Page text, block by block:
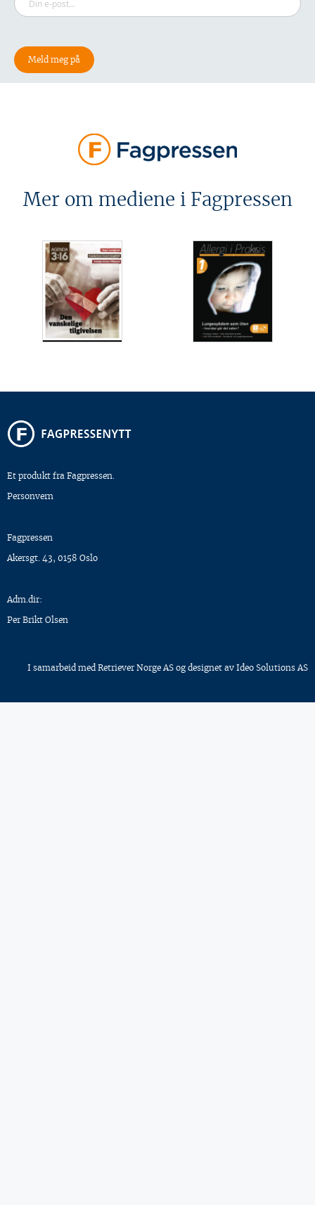
Mer om mediene i Fagpressen
Et produkt fra Fagpressen.
Personvern
Fagpressen
Akersgt. 43, 0158 Oslo
Adm.dir:
Per Brikt Olsen
I samarbeid med Retriever Norge AS og designet av Ideo Solutions AS